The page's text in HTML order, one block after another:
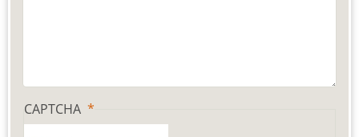
CAPTCHA